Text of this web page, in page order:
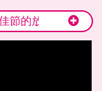
節的放鬆樂曲！
輯】就在【